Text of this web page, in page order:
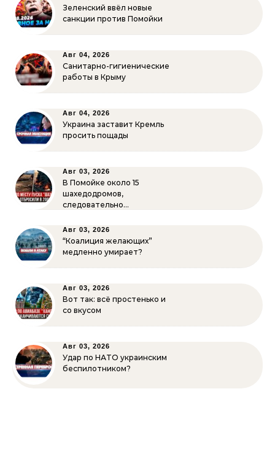
Зеленский ввёл новые
санкции против Помойки
Авг 04, 2026
Санитарно-гигиенические
работы в Крыму
Авг 04, 2026
Украина заставит Кремль
просить пощады
Авг 03, 2026
В Помойке около 15
шахедодромов,
следовательно…
Авг 03, 2026
“Коалиция желающих”
медленно умирает?
Авг 03, 2026
Вот так: всё простенько и
со вкусом
Авг 03, 2026
Удар по НАТО украинским
беспилотником?